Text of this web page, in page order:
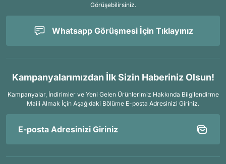
Görüşebilirsiniz.
Whatsapp Görüşmesi İçin Tıklayınız
Kampanyalarımızdan İlk Sizin Haberiniz Olsun!
Kampanyalar, İndirimler ve Yeni Gelen Ürünlerimiz Hakkında Bilgilendirme
Maili Almak İçin Aşağıdaki Bölüme E-posta Adresinizi Giriniz.